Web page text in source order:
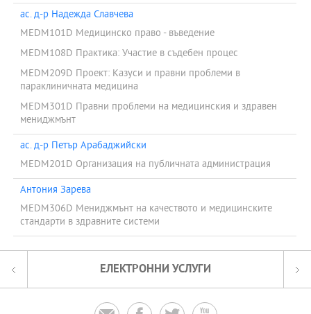
ас. д-р Надежда Славчева
MEDM101D Медицинско право - въведение
MEDM108D Практика: Участие в съдебен процес
MEDM209D Проект: Казуси и правни проблеми в
параклиничната медицина
MEDM301D Правни проблеми на медицинския и здравен
мениджмънт
ас. д-р Петър Арабаджийски
MEDM201D Организация на публичната администрация
Антония Зарева
MEDM306D Мениджмънт на качеството и медицинските
стандарти в здравните системи
ЕЛЕКТРОННИ УСЛУГИ